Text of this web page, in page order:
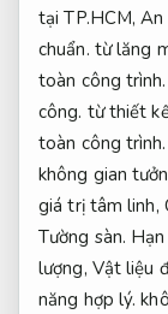
tại TP.HCM,An
chuẩn. từ lăng
toàn công trình.
công. từ thiết
toàn công trình.
không gian
giá trị tâm linh,
Tường sàn.
lượng, Vật liệu
năng hợp lý.